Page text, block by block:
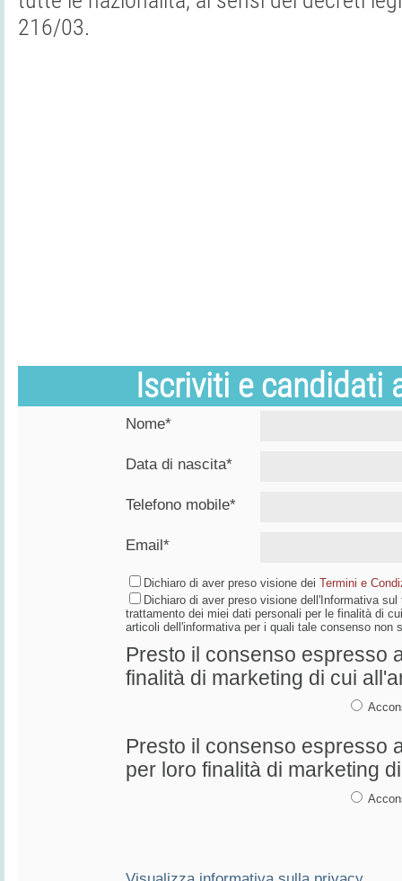
216/03.
Iscriviti e candidati
Nome*
Data di nascita*
Telefono mobile*
Email*
Dichiaro di aver preso visione dei Termini e
Dichiaro di aver preso visione dell'Informativa
trattamento dei miei dati personali per le finalità di
articoli dell'informativa per i quali tale consenso non
Presto il consenso espresso
finalità di marketing di cui
Presto il consenso espresso
per loro finalità di marketing